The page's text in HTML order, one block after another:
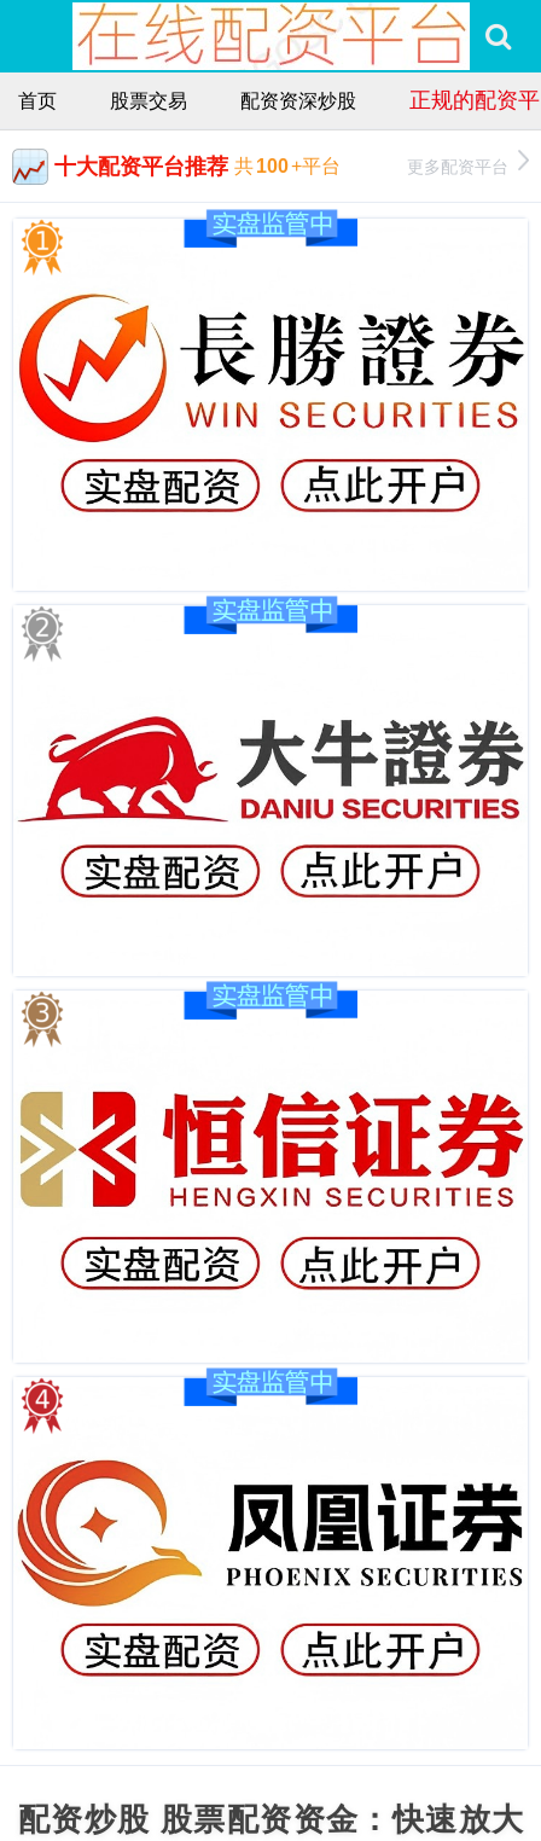
首页 股票交易 配资资深炒股 正规的配资
十大配资平台推荐 共100+平台 更多配资平台
配资炒股 股票配资资金：快速放大